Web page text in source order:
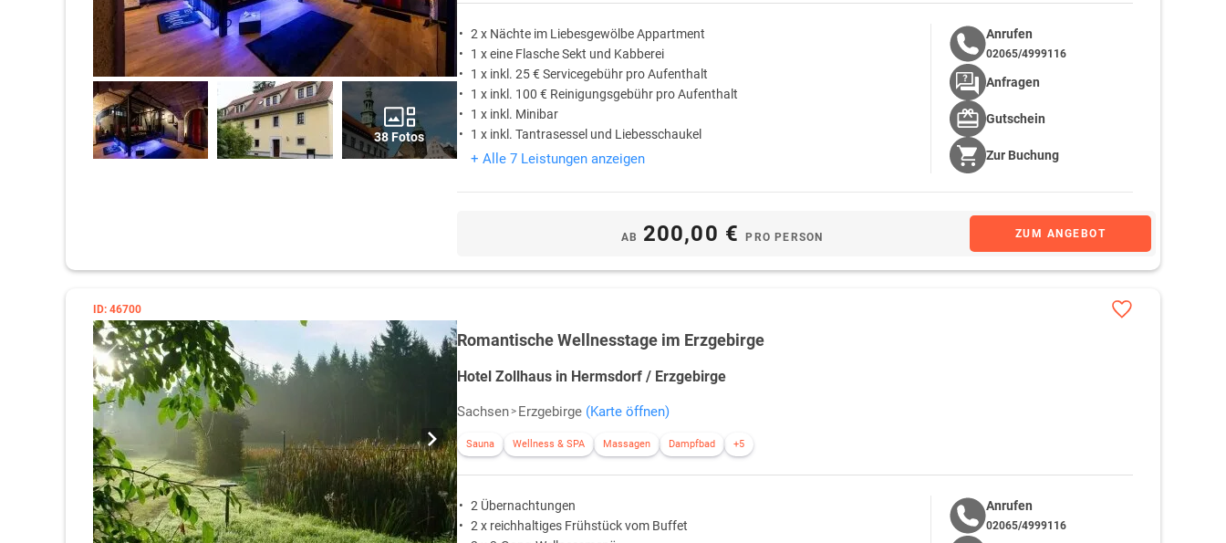
38 Fotos
2 x Nächte im Liebesgewölbe Appartment
1 x eine Flasche Sekt und Kabberei
1 x inkl. 25 € Servicegebühr pro Aufenthalt
1 x inkl. 100 € Reinigungsgebühr pro Aufenthalt
1 x inkl. Minibar
1 x inkl. Tantrasessel und Liebesschaukel
+ Alle 7 Leistungen anzeigen
AB 200,00 €PRO PERSON ZUM ANGEBOT
Anrufen
02065/4999116
Anfragen
Gutschein
Zur Buchung
ID: 46700
Romantische Wellnesstage im Erzgebirge
Hotel Zollhaus in Hermsdorf / Erzgebirge
Sachsen Erzgebirge (Karte öffnen)
Sauna Wellness & SPA Massagen Dampfbad +5
2 Übernachtungen
2 x reichhaltiges Frühstück vom Buffet
Anrufen
02065/4999116